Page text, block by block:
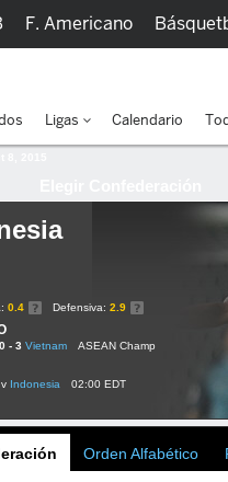
0.4 Defensiva: 2.9
0 - 3 Vietnam ASEAN Champ
v Indonesia 02:00 EDT
Orden Alfabético
F. Americano
Ligas Calendario